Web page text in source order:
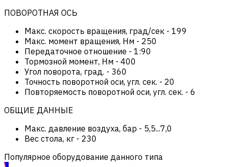
ПОВОРОТНАЯ ОСЬ
Макс. скорость вращения, град/сек - 199
Макс. момент вращения, Нм - 250
Передаточное отношение - 1:90
Тормозной момент, Нм - 400
Угол поворота, град. - 360
Точность поворотной оси, угл. сек. - 20
Повторяемость поворотной оси, угл. сек. - 6
ОБЩИЕ ДАННЫЕ
Макс. давление воздуха, бар - 5,5...7,0
Вес стола, кг - 230
Популярное оборудование данного типа